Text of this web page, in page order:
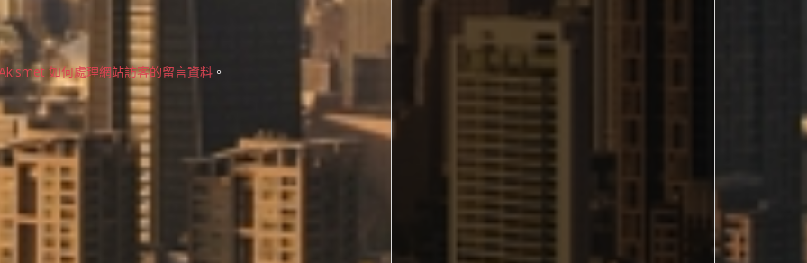
如何處理網站訪客的留言資料 。